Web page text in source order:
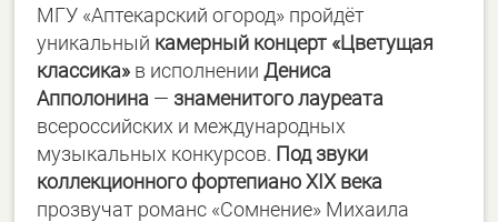
МГУ «Аптекарский огород» пройдёт
уникальный камерный концерт «Цветущая
классика» в исполнении Дениса
Апполонина — знаменитого лауреата
всероссийских и международных
музыкальных конкурсов. Под звуки
коллекционного фортепиано XIX века
прозвучат романс «Сомнение» Михаила